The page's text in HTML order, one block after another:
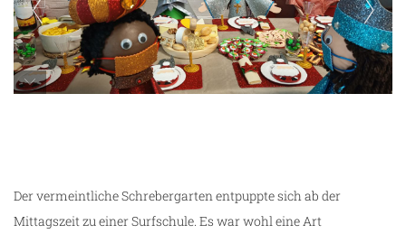
Der vermeintliche Schrebergarten entpuppte sich ab der
Mittagszeit zu einer Surfschule. Es war wohl eine Art